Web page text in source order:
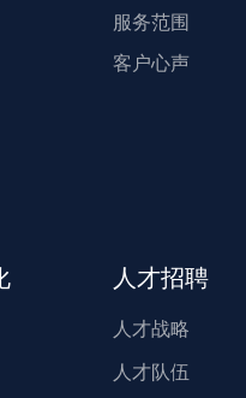
服务范围
客户心声
人才招聘
人才战略
人才队伍